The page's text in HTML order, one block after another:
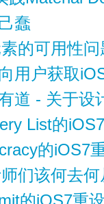
蠢
的可用性
用户获取
道 - 关于设
List的
的iOS7
们该何去何